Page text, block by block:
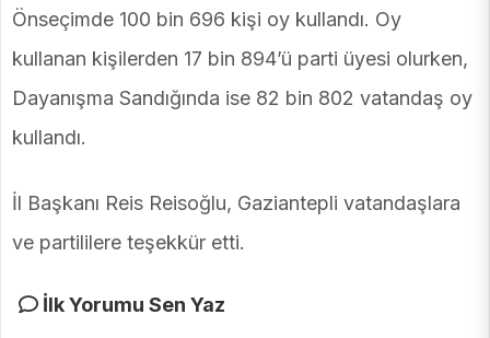
Önseçimde 100 bin 696 kişi oy kullandı. Oy
kullanan kişilerden 17 bin 894’ü parti üyesi olurken,
Dayanışma Sandığında ise 82 bin 802 vatandaş oy
kullandı.
İl Başkanı Reis Reisoğlu, Gaziantepli vatandaşlara
ve partililere teşekkür etti.
İlk Yorumu Sen Yaz